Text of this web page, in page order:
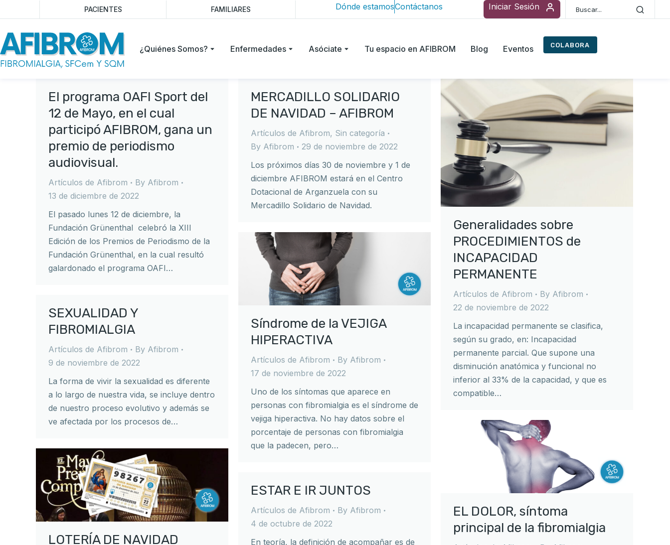
PACIENTES FAMILIARES Dónde estamosContáctanos Iniciar Sesión
¿Quiénes Somos? Enfermedades Asóciate Tu espacio en AFIBROM Blog Eventos COLABORA
El programa OAFI Sport del
12 de Mayo, en el cual
participó AFIBROM, gana un
premio de periodismo
audiovisual.
Artículos de Afibrom By Afibrom
13 de diciembre de 2022
El pasado lunes 12 de diciembre, la
Fundación Grünenthal celebró la XIII
Edición de los Premios de Periodismo de la
Fundación Grünenthal, en la cual resultó
galardonado el programa OAFI…
MERCADILLO SOLIDARIO
DE NAVIDAD – AFIBROM
Artículos de Afibrom, Sin categoría
By Afibrom
29 de noviembre de 2022
Los próximos días 30 de noviembre y 1 de
diciembre AFIBROM estará en el Centro
Dotacional de Arganzuela con su
Mercadillo Solidario de Navidad.
Generalidades sobre
PROCEDIMIENTOS de
INCAPACIDAD
PERMANENTE
Artículos de Afibrom By Afibrom
22 de noviembre de 2022
La incapacidad permanente se clasifica,
según su grado, en: Incapacidad
permanente parcial. Que supone una
disminución anatómica y funcional no
inferior al 33% de la capacidad, y que es
compatible…
Síndrome de la VEJIGA
HIPERACTIVA
Artículos de Afibrom By Afibrom
17 de noviembre de 2022
Uno de los síntomas que aparece en
personas con fibromialgia es el síndrome de
vejiga hiperactiva. No hay datos sobre el
porcentaje de personas con fibromialgia
que la padecen, pero…
SEXUALIDAD Y
FIBROMIALGIA
Artículos de Afibrom By Afibrom
9 de noviembre de 2022
La forma de vivir la sexualidad es diferente
a lo largo de nuestra vida, se incluye dentro
de nuestro proceso evolutivo y además se
ve afectada por los procesos de…
EL DOLOR, síntoma
principal de la fibromialgia
LOTERÍA DE NAVIDAD
ESTAR E IR JUNTOS
Artículos de Afibrom By Afibrom
4 de octubre de 2022
En teoría, la definición de acompañar es de